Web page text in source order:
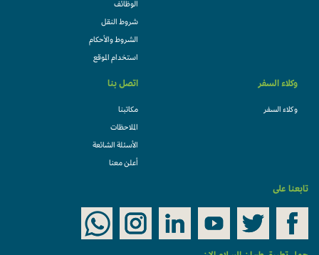
الوظائف
شروط النقل
الشروط والأحكام
استخدام الموقع
وكلاء السفر
وكلاء السفر
اتصل بنا
مكاتبنا
الملاحظات
الأسئلة الشائعة
أعلن معنا
تابعنا على